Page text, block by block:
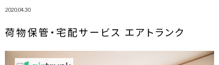
2020.04.30
荷物保管・宅配サービス エアトランク